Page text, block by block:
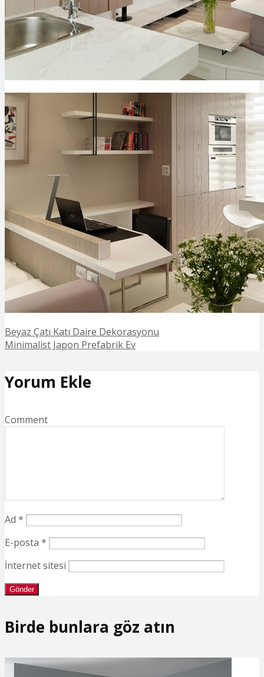
Beyaz Çatı Katı Daire Dekorasyonu
Minimalist Japon Prefabrik Ev
Yorum Ekle
Comment
Ad *
E-posta *
İnternet sitesi
Birde bunlara göz atın